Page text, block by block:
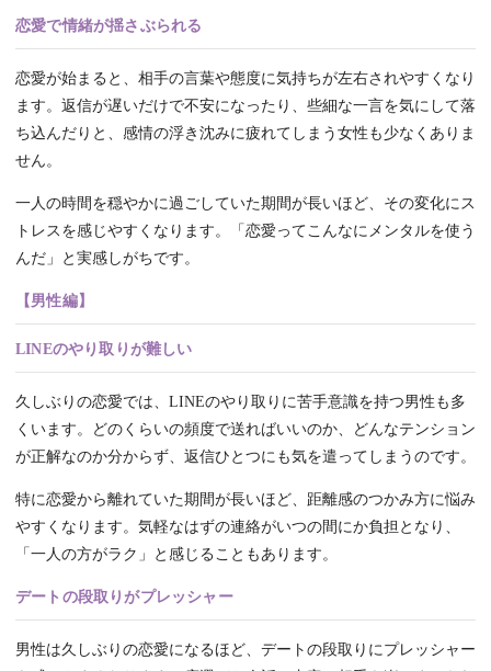
恋愛で情緒が揺さぶられる
恋愛が始まると、相手の言葉や態度に気持ちが左右されやすくなり
ます。返信が遅いだけで不安になったり、些細な一言を気にして落
ち込んだりと、感情の浮き沈みに疲れてしまう女性も少なくありま
せん。
一人の時間を穏やかに過ごしていた期間が長いほど、その変化にス
トレスを感じやすくなります。「恋愛ってこんなにメンタルを使う
んだ」と実感しがちです。
【男性編】
LINEのやり取りが難しい
久しぶりの恋愛では、LINEのやり取りに苦手意識を持つ男性も多
くいます。どのくらいの頻度で送ればいいのか、どんなテンション
が正解なのか分からず、返信ひとつにも気を遣ってしまうのです。
特に恋愛から離れていた期間が長いほど、距離感のつかみ方に悩み
やすくなります。気軽なはずの連絡がいつの間にか負担となり、
「一人の方がラク」と感じることもあります。
デートの段取りがプレッシャー
男性は久しぶりの恋愛になるほど、デートの段取りにプレッシャー